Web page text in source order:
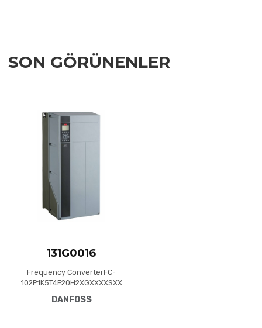
SON GÖRÜNENLER
131G0016
Frequency ConverterFC-
102P1K5T4E20H2XGXXXXSXX
Drive FC-102(P1K5) 1.5 KW /
DANFOSS